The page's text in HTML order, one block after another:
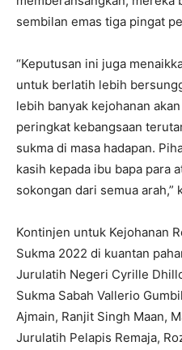
sembilan emas tiga pingat
“Keputusan ini juga
untuk berlatih lebih
lebih banyak kejohanan
peringkat kebangsaan
sukma di masa hadapan.
kasih kepada ibu bapa para
sokongan dari semua arah,”
Kontinjen untuk Kejohanan
Sukma 2022 di kuantan
Jurulatih Negeri Cyrille
Sukma Sabah Vallerio
Ajmain, Ranjit Singh Maan,
Jurulatih Pelapis Remaja,